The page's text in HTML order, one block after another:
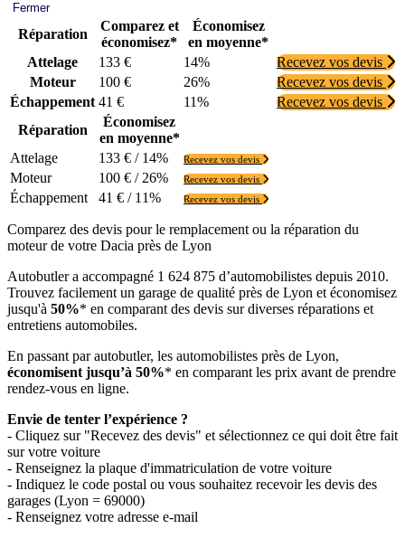
Fermer
Réparation
Comparez et
économisez*
Économisez
en moyenne*
Attelage
133 € 14%
Recevez vos devis
Moteur
100 € 26%
Recevez vos devis
Échappement 41 € 11%
Recevez vos devis
Réparation
Économisez
en moyenne*
Attelage
133 € / 14% Recevez vos devis
Moteur 100 € / 26% Recevez vos devis
Échappement 41 € / 11% Recevez vos devis
Comparez des devis pour le remplacement ou la réparation du
moteur de votre Dacia près de Lyon
Autobutler a accompagné 1 624 875 d’automobilistes depuis 2010.
Trouvez facilement un garage de qualité près de Lyon et économisez
jusqu'à 50%* en comparant des devis sur diverses réparations et
entretiens automobiles.
En passant par autobutler, les automobilistes près de Lyon,
économisent jusqu’à 50%* en comparant les prix avant de prendre
rendez-vous en ligne.
Envie de tenter l’expérience ?
- Cliquez sur "Recevez des devis" et sélectionnez ce qui doit être fait
sur votre voiture
- Renseignez la plaque d'immatriculation de votre voiture
- Indiquez le code postal ou vous souhaitez recevoir les devis des
garages (Lyon = 69000)
- Renseignez votre adresse e-mail